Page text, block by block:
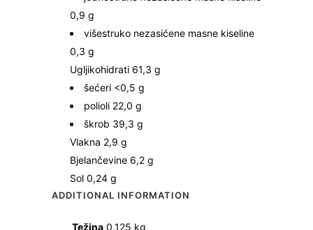
0,9 g
višestruko nezasićene masne kiseline
0,3 g
Ugljikohidrati 61,3 g
šećeri <0,5 g
polioli 22,0 g
škrob 39,3 g
Vlakna 2,9 g
Bjelančevine 6,2 g
Sol 0,24 g
ADDITIONAL INFORMATION
Težina 0,125 kg